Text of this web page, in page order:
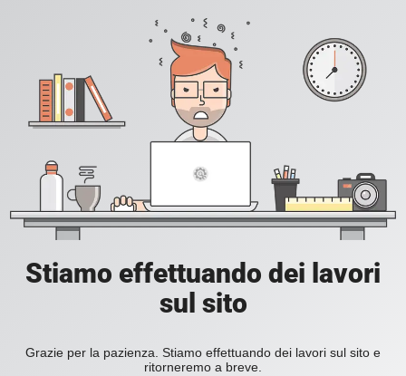
Stiamo effettuando dei lavori
sul sito
Grazie per la pazienza. Stiamo effettuando dei lavori sul sito e
ritorneremo a breve.